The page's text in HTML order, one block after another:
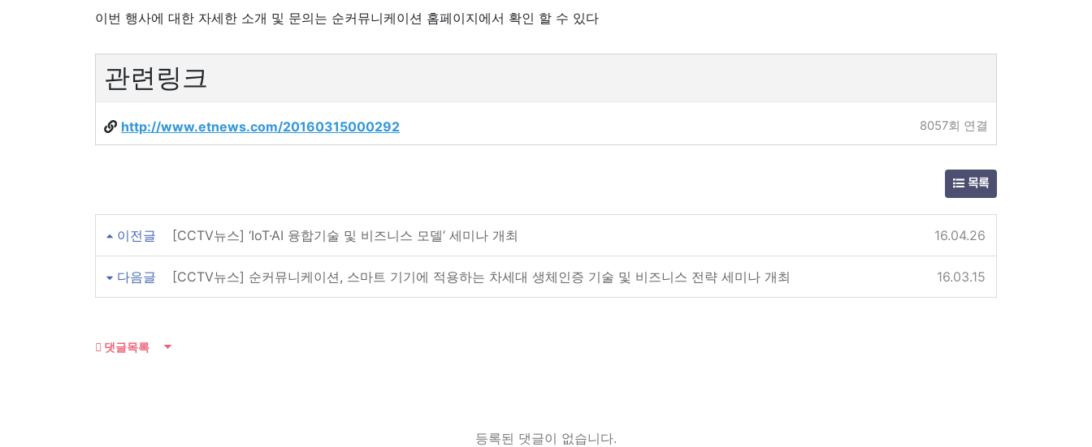
이번 행사에 대한 자세한 소개 및 문의는 순커뮤니케이션 홈페이지에서 확인 할 수 있다
관련링크
http://www.etnews.com/20160315000292 8057회 연결
목록
이전글 [CCTV뉴스] ‘IoT·AI 융합기술 및 비즈니스 모델’ 세미나 개최 16.04.26
다음글 [CCTV뉴스] 순커뮤니케이션, 스마트 기기에 적용하는 차세대 생체인증 기술 및 비즈니스 전략 세미나 개최 16.03.15
댓글목록
등록된 댓글이 없습니다.